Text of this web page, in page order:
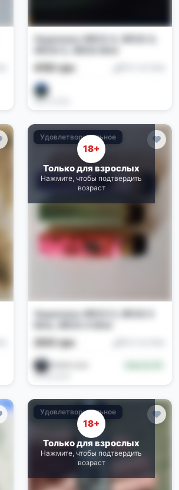
Vaporesso XROS 4, XROS 4,
450 грн
06.07.2026
Удовлетворительное
18+
Только для взрослых
Нажмите, чтобы подтвердить
возраст
Vaporesso XROS 5, XROS 5
200 грн
ZentorLave
18.06.2026
Удовлетворительное
18+
Только для взрослых
Нажмите, чтобы подтвердить
возраст